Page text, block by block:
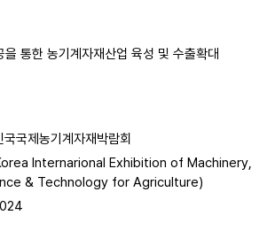
통한 농기계자재산업 육성 및 수출확대
국제농기계자재박람회
Internarional Exhibition of Machinery,
& Technology for Agriculture)